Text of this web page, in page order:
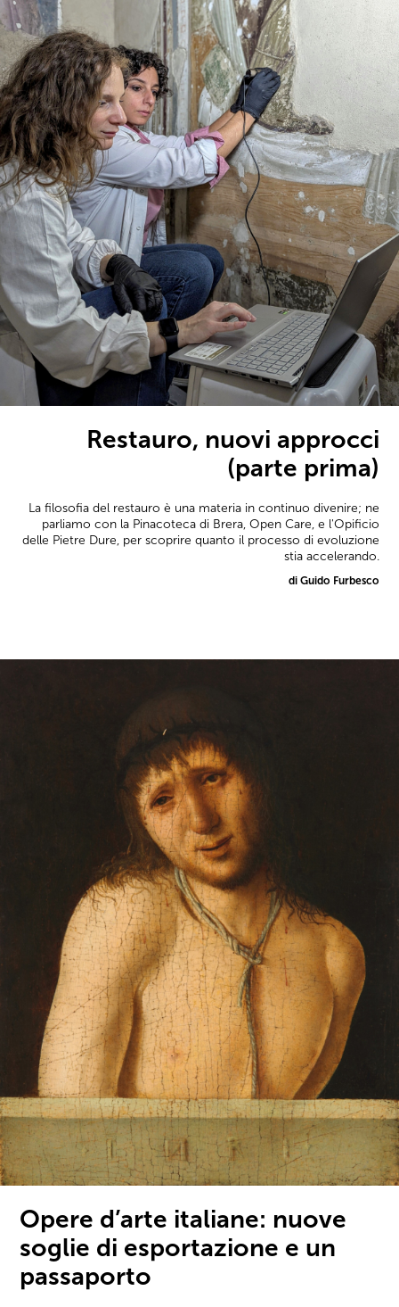
Restauro, nuovi approcci
(parte prima)
La filosofia del restauro è una materia in continuo divenire; ne
parliamo con la Pinacoteca di Brera, Open Care, e l'Opificio
delle Pietre Dure, per scoprire quanto il processo di evoluzione
stia accelerando.
di Guido Furbesco
Opere d’arte italiane: nuove
soglie di esportazione e un
passaporto